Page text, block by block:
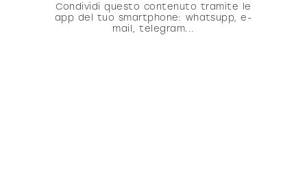
Condividi questo contenuto tramite le
app del tuo smartphone: whatsupp, e-
mail, telegram...